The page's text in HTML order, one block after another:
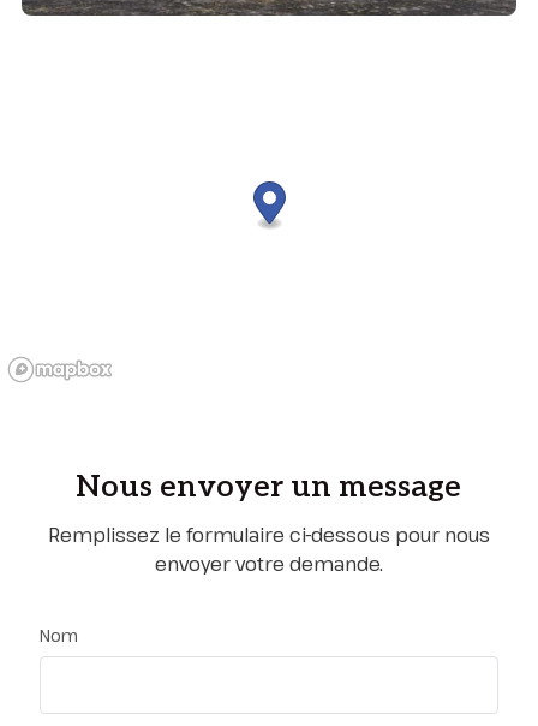
Nous envoyer un message
Remplissez le formulaire ci-dessous pour nous
envoyer votre demande.
Nom